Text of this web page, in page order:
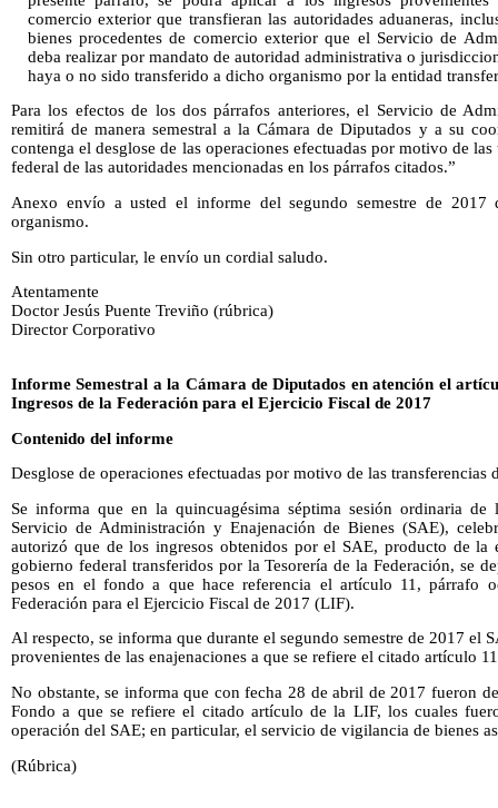
comercio exterior que transfieran las autoridades aduaneras,
bienes procedentes de comercio exterior que el Servicio de
deba realizar por mandato de autoridad administrativa o
haya o no sido transferido a dicho organismo por la entidad
Para los efectos de los dos párrafos anteriores, el Servicio de
remitirá de manera semestral a la Cámara de Diputados y a su
contenga el desglose de las operaciones efectuadas por motivo de
federal de las autoridades mencionadas en los párrafos citados.”
Anexo envío a usted el informe del segundo semestre de 2017
organismo.
Sin otro particular, le envío un cordial saludo.
Atentamente
Doctor Jesús Puente Treviño (rúbrica)
Director Corporativo
Informe Semestral a la Cámara de Diputados en atención el
Ingresos de la Federación para el Ejercicio Fiscal de 2017
Contenido del informe
Desglose de operaciones efectuadas por motivo de las transferencias
Se informa que en la quincuagésima séptima sesión ordinaria
Servicio de Administración y Enajenación de Bienes (SAE),
autorizó que de los ingresos obtenidos por el SAE, producto de la
gobierno federal transferidos por la Tesorería de la Federación, se
pesos en el fondo a que hace referencia el artículo 11, párrafo
Federación para el Ejercicio Fiscal de 2017 (LIF).
Al respecto, se informa que durante el segundo semestre de 2017 el
provenientes de las enajenaciones a que se refiere el citado artículo
No obstante, se informa que con fecha 28 de abril de 2017 fueron
Fondo a que se refiere el citado artículo de la LIF, los cuales
operación del SAE; en particular, el servicio de vigilancia de bienes
(Rúbrica)